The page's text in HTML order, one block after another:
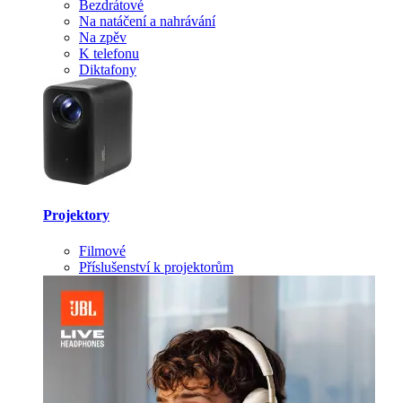
Bezdrátové
Na natáčení a nahrávání
Na zpěv
K telefonu
Diktafony
Projektory
Filmové
Příslušenství k projektorům